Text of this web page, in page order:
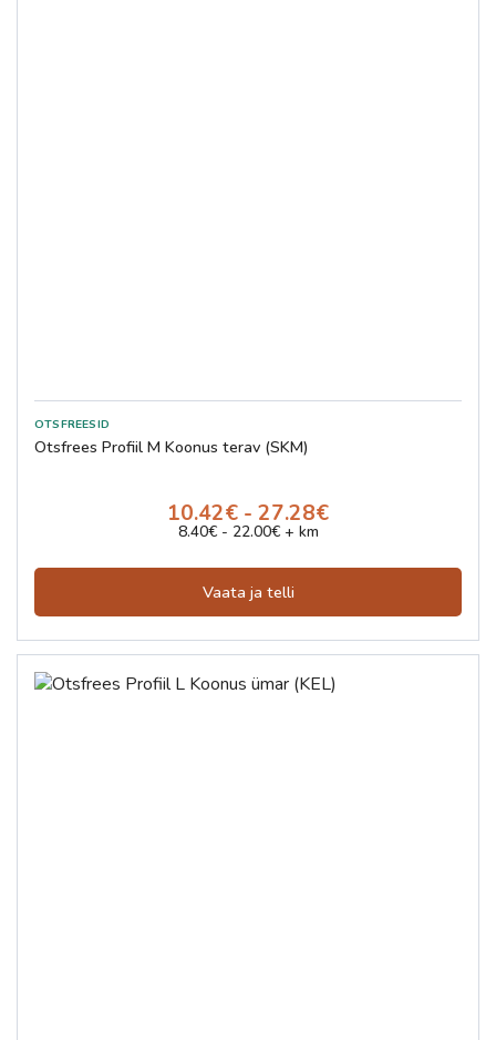
Otsfrees Profiil M Koonus terav (SKM)
10.42€ - 27.28€
8.40€ - 22.00€ + km
Vaata ja telli